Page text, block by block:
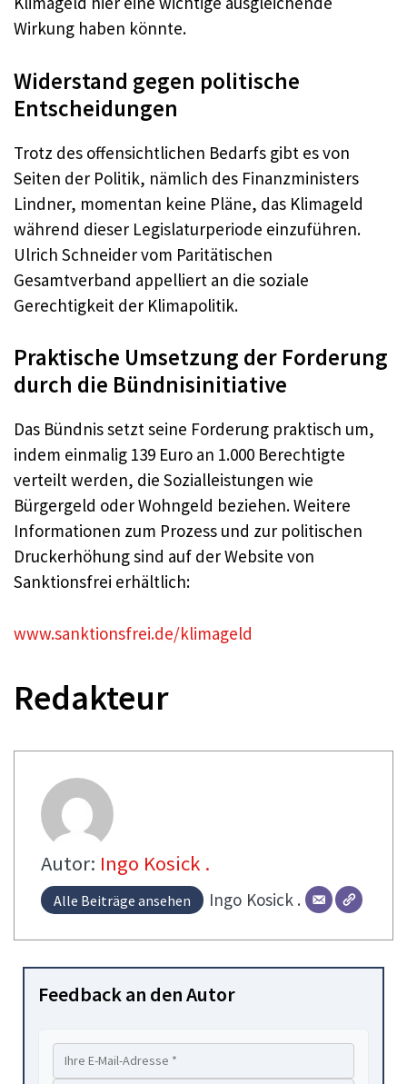
Wirkung haben könnte.
Widerstand gegen politische
Entscheidungen
Trotz des offensichtlichen Bedarfs gibt es von
Seiten der Politik, nämlich des Finanzministers
Lindner, momentan keine Pläne, das Klimageld
während dieser Legislaturperiode einzuführen.
Ulrich Schneider vom Paritätischen
Gesamtverband appelliert an die soziale
Gerechtigkeit der Klimapolitik.
Praktische Umsetzung der Forderung
durch die Bündnisinitiative
Das Bündnis setzt seine Forderung praktisch um,
indem einmalig 139 Euro an 1.000 Berechtigte
verteilt werden, die Sozialleistungen wie
Bürgergeld oder Wohngeld beziehen. Weitere
Informationen zum Prozess und zur politischen
Druckerhöhung sind auf der Website von
Sanktionsfrei erhältlich:
www.sanktionsfrei.de/klimageld
Redakteur
Autor: Ingo Kosick .
Alle Beiträge ansehen Ingo Kosick .
Feedback an den Autor